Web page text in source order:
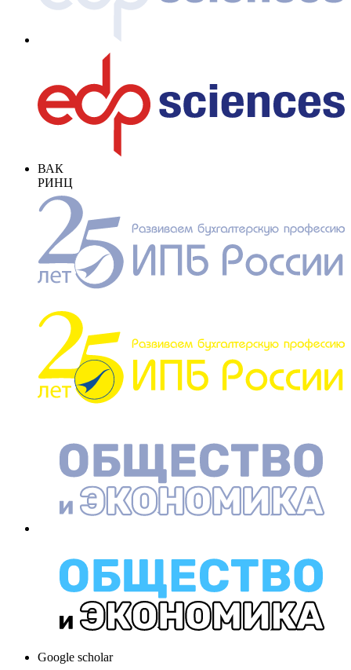
ВАК
РИНЦ
Google scholar